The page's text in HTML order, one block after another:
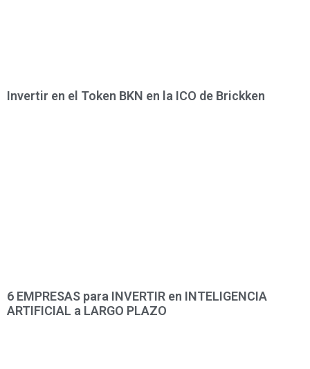
Invertir en el Token BKN en la ICO de Brickken
6 EMPRESAS para INVERTIR en INTELIGENCIA
ARTIFICIAL a LARGO PLAZO